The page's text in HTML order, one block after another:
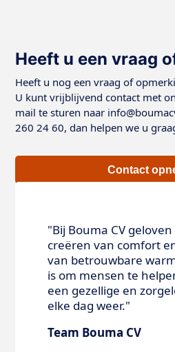
Heeft u een vraag
Heeft u nog een vraag of
U kunt vrijblijvend contact met
mail te sturen naar
260 24 60, dan helpen we u
Contact
"Bij Bouma CV
creëren van comfort
van betrouwbare
is om mensen te
een gezellige en
elke dag weer."
Team Bouma CV